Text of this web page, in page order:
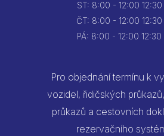
ST: 8:00 - 12:00
ČT: 8:00 - 12:00
PÁ: 8:00 - 12:00 12:30
Pro objednání termínu k
vozidel, řidičských
průkazů a cestovních
rezervačního